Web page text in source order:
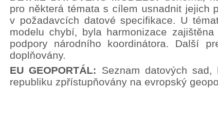
pro některá témata s cílem usnadnit jejich
v požadavcích datové specifikace. U
modelu chybí, byla harmonizace
podpory národního koordinátora. Další
doplňovány.
EU GEOPORTÁL: Seznam datových
republiku zpřístupňovány na evropský